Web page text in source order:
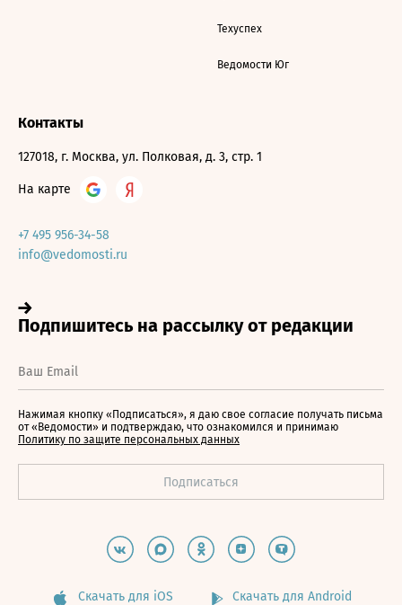
Техуспех
Ведомости Юг
Контакты
127018, г. Москва, ул. Полковая, д. 3, стр. 1
На карте
+7 495 956-34-58
info@vedomosti.ru
Нажимая кнопку «Подписаться», я даю свое согласие получать письма
от «Ведомости» и подтверждаю, что ознакомился и принимаю
Политику по защите персональных данных
Скачать для iOS Скачать для Android